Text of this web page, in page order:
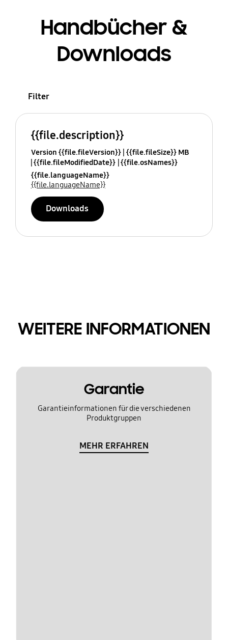
Handbücher &
Downloads
Filter
{{file.description}}
Version {{file.fileVersion}} {{file.fileSize}} MB
{{file.fileModifiedDate}} {{file.osNames}}
{{file.languageName}}
{{file.languageName}}
Downloads
WEITERE INFORMATIONEN
Garantie
Garantieinformationen für die verschiedenen
Produktgruppen
MEHR ERFAHREN